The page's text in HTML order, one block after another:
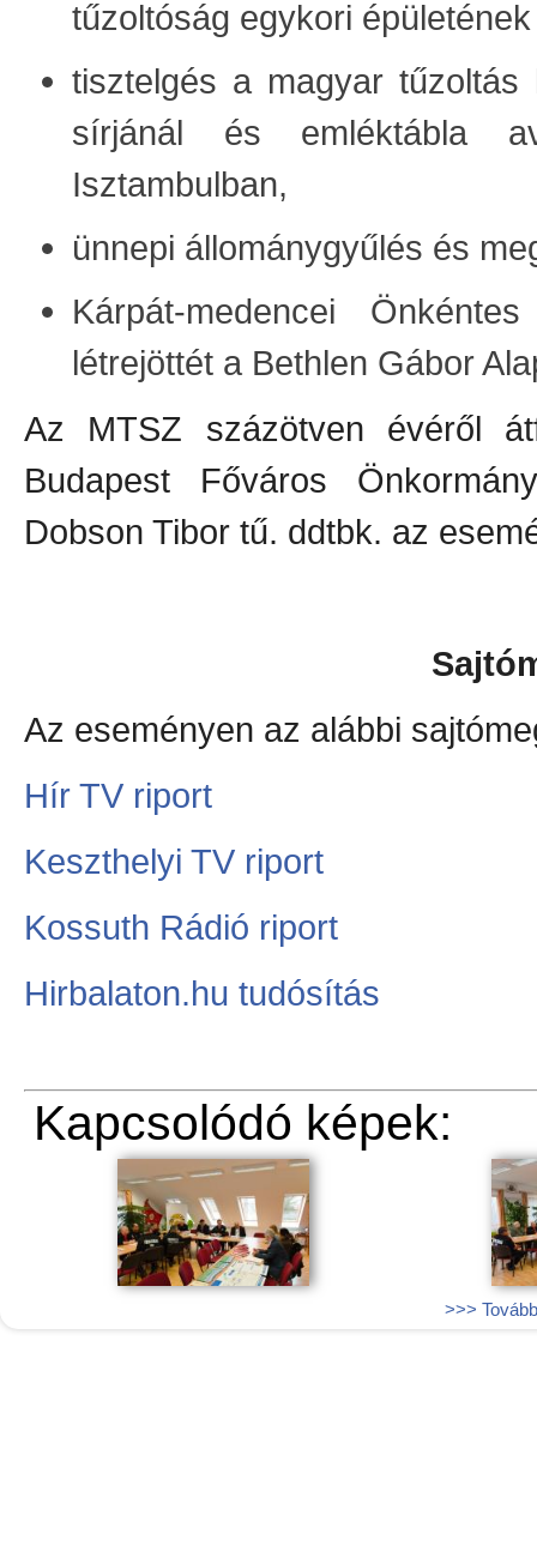
tűzoltóság egykori
tisztelgés a magyar
sírjánál és emléktábla
Isztambulban,
ünnepi állománygyűlés és
Kárpát-medencei
létrejöttét a Bethlen Gábor
Az MTSZ százötven évéről
Budapest Főváros
Dobson Tibor tű. ddtbk. az
Az eseményen az alábbi
Hír TV riport
Keszthelyi TV riport
Kossuth Rádió riport
Hirbalaton.hu tudósítás
Kapcsolódó képek:
>>>